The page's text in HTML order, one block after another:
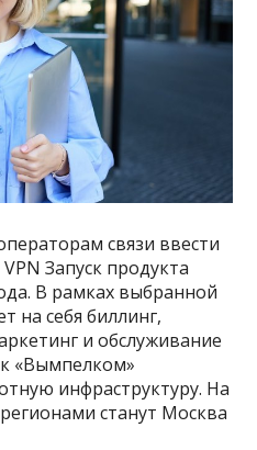
связи ввести
Запуск продукта
В рамках выбранной
на себя биллинг,
и обслуживание
«Вымпелком»
инфраструктуру. На
станут Москва